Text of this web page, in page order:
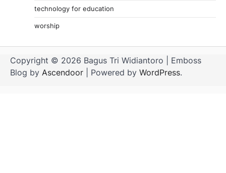
technology for education
worship
Copyright © 2026 Bagus Tri Widiantoro | Emboss
Blog by Ascendoor | Powered by WordPress.